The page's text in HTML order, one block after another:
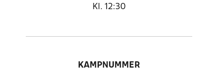
Kl. 12:30
KAMPNUMMER